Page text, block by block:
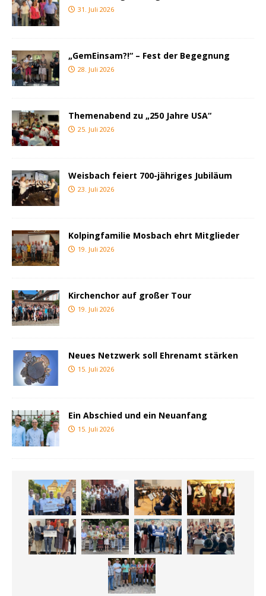
31. Juli 2026
„GemEinsam?!“ – Fest der Begegnung
28. Juli 2026
Themenabend zu „250 Jahre USA“
25. Juli 2026
Weisbach feiert 700-jähriges Jubiläum
23. Juli 2026
Kolpingfamilie Mosbach ehrt Mitglieder
19. Juli 2026
Kirchenchor auf großer Tour
19. Juli 2026
Neues Netzwerk soll Ehrenamt stärken
15. Juli 2026
Ein Abschied und ein Neuanfang
15. Juli 2026